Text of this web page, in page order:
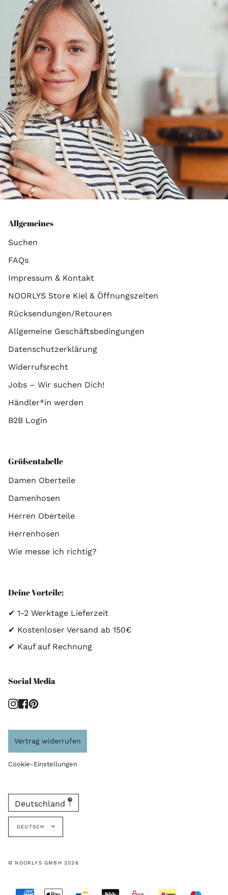
Allgemeines
Suchen
FAQs
Impressum & Kontakt
NOORLYS Store Kiel & Öffnungszeiten
Rücksendungen/Retouren
Allgemeine Geschäftsbedingungen
Datenschutzerklärung
Widerrufsrecht
Jobs – Wir suchen Dich!
Händler*in werden
B2B Login
Größentabelle
Damen Oberteile
Damenhosen
Herren Oberteile
Herrenhosen
Wie messe ich richtig?
Deine Vorteile:
✔ 1-2 Werktage Lieferzeit
✔ Kostenloser Versand ab 150€
✔ Kauf auf Rechnung
Social Media
Instagram
Facebook
Pinterest
Vertrag widerrufen
Cookie-Einstellungen
Deutschland
Sprache
DEUTSCH
© NOORLYS GMBH 2026